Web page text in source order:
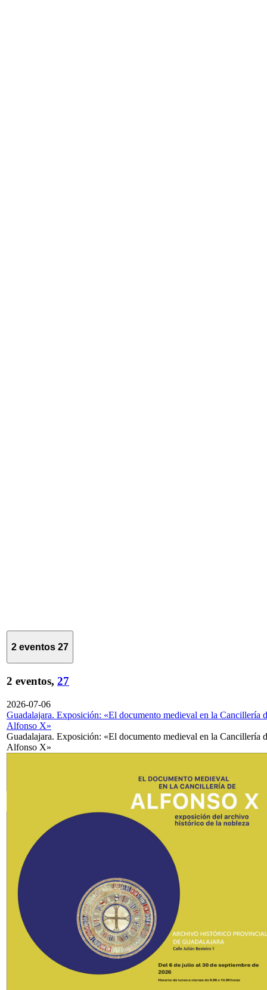
2 eventos 27
2 eventos, 27
2026-07-06
Guadalajara. Exposición: «El documento medieval en la Cancillería
Alfonso X»
Guadalajara. Exposición: «El documento medieval en la Cancillería
Alfonso X»